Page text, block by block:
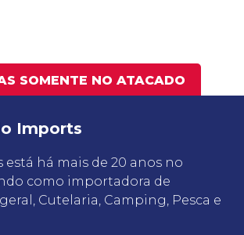
SOMENTE NO ATACADO
Imports
há mais de 20 anos no
como importadora de
Cutelaria, Camping, Pesca e